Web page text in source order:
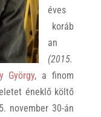
éves
koráb
an
(2015.
György, a finom
éneklő költő
november 30-án